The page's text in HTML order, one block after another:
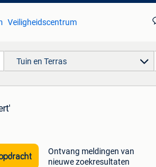
Veiligheidscentrum
Tuin en Terras
Ontvang meldingen van
nieuwe zoekresultaten